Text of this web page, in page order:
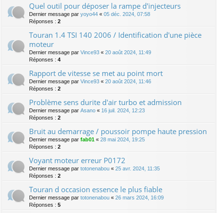
Quel outil pour déposer la rampe d'injecteurs
Dernier message par yoyo44 « 05 déc. 2024, 07:58
Réponses : 2
Touran 1.4 TSI 140 2006 / Identification d'une pièce
moteur
Dernier message par Vince93 « 20 août 2024, 11:49
Réponses : 4
Rapport de vitesse se met au point mort
Dernier message par Vince93 « 20 août 2024, 11:46
Réponses : 2
Problème sens durite d'air turbo et admission
Dernier message par Asano « 16 juil. 2024, 12:23
Réponses : 2
Bruit au demarrage / poussoir pompe haute pression
Dernier message par fab01 « 28 mai 2024, 19:25
Réponses : 2
Voyant moteur erreur P0172
Dernier message par totonenabou « 25 avr. 2024, 11:35
Réponses : 2
Touran d occasion essence le plus fiable
Dernier message par totonenabou « 26 mars 2024, 16:09
Réponses : 5